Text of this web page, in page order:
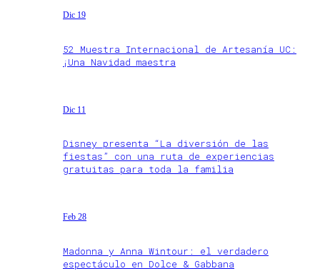
Dic 19
52 Muestra Internacional de Artesanía UC:
¡Una Navidad maestra
Dic 11
Disney presenta “La diversión de las
fiestas” con una ruta de experiencias
gratuitas para toda la familia
Feb 28
Madonna y Anna Wintour: el verdadero
espectáculo en Dolce & Gabbana